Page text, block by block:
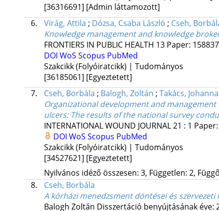
[36316691] [Admin láttamozott]
6.
Virág, Attila ; Dózsa, Csaba László ; Cseh,
Knowledge management and knowledge
FRONTIERS IN PUBLIC HEALTH 13 Paper:
DOI WoS Scopus PubMed
Szakcikk (Folyóiratcikk) | Tudományos
[36185061] [Egyeztetett]
7.
Cseh, Borbála ; Balogh, Zoltán ; Takács, Johanna
Organizational development and
ulcers: The results of the national survey
INTERNATIONAL WOUND JOURNAL21 : 1
DOI WoS Scopus PubMed
Szakcikk (Folyóiratcikk) | Tudományos
[34527621] [Egyeztetett]
Nyilvános idéző összesen: 3, Független: 2,
8.
Cseh, Borbála
A kórházi menedzsment döntései és
Balogh Zoltán Disszertáció benyújtásának éve: